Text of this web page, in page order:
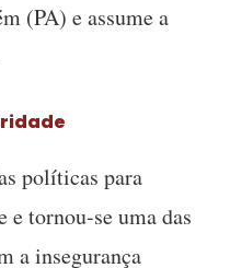
(PA) e assume a
políticas para
e tornou-se uma das
a insegurança